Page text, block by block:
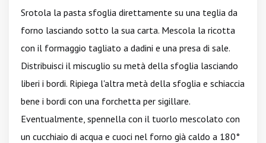
Srotola la pasta sfoglia direttamente su una teglia da
forno lasciando sotto la sua carta. Mescola la ricotta
con il formaggio tagliato a dadini e una presa di sale.
Distribuisci il miscuglio su metà della sfoglia lasciando
liberi i bordi. Ripiega l'altra metà della sfoglia e schiaccia
bene i bordi con una forchetta per sigillare.
Eventualmente, spennella con il tuorlo mescolato con
un cucchiaio di acqua e cuoci nel forno già caldo a 180°